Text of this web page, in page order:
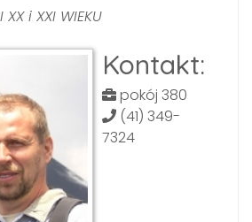
XX i XXI WIEKU
Kontakt:
pokój 380
(41) 349-
7324